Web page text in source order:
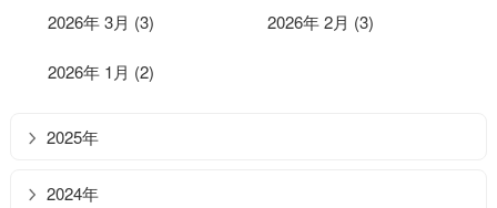
2026年 3月 (3) 2026年 2月 (3)
2026年 1月 (2)
2025年
2024年